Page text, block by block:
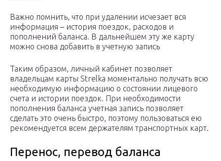
Важно помнить, что при удалении исчезает вся
информация – история поездок, расходов и
пополнений баланса. В дальнейшем эту же карту
можно снова добавить в учетную запись
Таким образом, личный кабинет позволяет
владельцам карты Strelka моментально получать всю
необходимую информацию о состоянии лицевого
счета и истории поездок. При необходимости
пополнения баланса учетная запись позволяет
сделать это очень быстро, поэтому пользоваться ею
рекомендуется всем держателям транспортных карт.
Перенос, перевод баланса